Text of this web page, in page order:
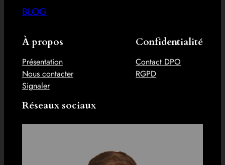
BLOG
À propos
Présentation
Nous contacter
Signaler
Confidentialité
Contact DPO
RGPD
Réseaux sociaux